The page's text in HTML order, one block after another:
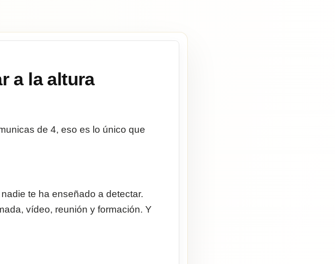
a la altura
de 4, eso es lo único que
te ha enseñado a detectar.
vídeo, reunión y formación. Y